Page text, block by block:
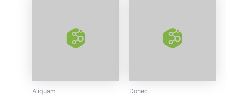
Aliquam Donec